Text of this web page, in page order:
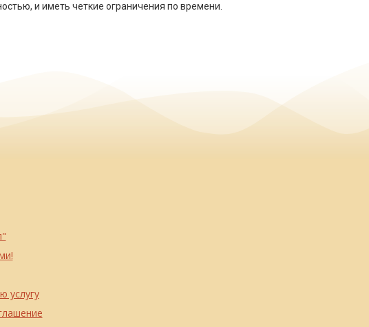
и иметь четкие ограничения по времени.
услугу